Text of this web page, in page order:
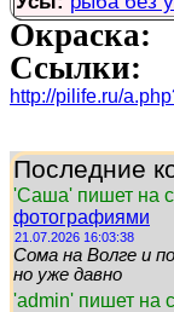
Окраска:
Ссылки:
http://pilife.ru/
Последние
'Саша' пишет на
фотографиями
21.07.2026 16:03:38
Сома на Волге и
но уже давно
'admin' пишет на